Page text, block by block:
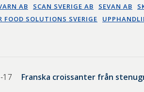
AB
SCAN SVERIGE AB SEVAN AB
FOOD SOLUTIONS SVERIGE
17 Franska croissanter från